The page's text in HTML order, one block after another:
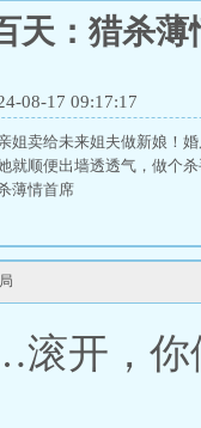
天：猎杀薄
08-17 09:17:17
姐卖给未来姐夫做新娘！
就顺便出墙透透气，做个
薄情首席
开，你